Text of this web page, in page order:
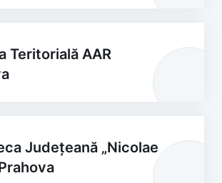
Teritorială AAR
Județeană „Nicolae